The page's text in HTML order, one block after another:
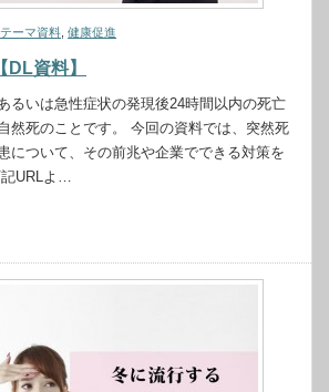
テーマ資料 健康促進
資料】
るいは急性症状の発現後24時間以内の死亡
然死のことです。 今回の資料では、突然死
について、その前兆や企業でできる対策を
URLよ…